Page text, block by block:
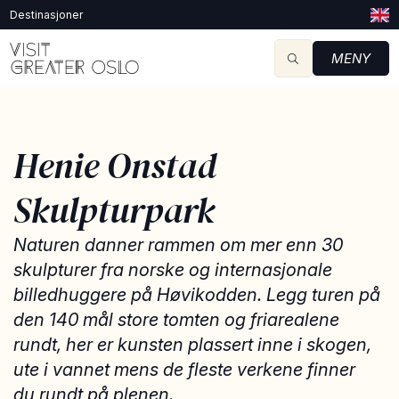
Destinasjoner
MENY
Henie Onstad
Skulpturpark
Naturen danner rammen om mer enn 30
skulpturer fra norske og internasjonale
billedhuggere på Høvikodden. Legg turen på
den 140 mål store tomten og friarealene
rundt, her er kunsten plassert inne i skogen,
ute i vannet mens de fleste verkene finner
du rundt på plenen.